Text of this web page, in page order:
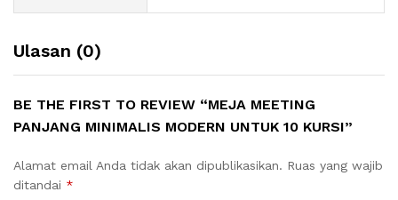
Ulasan (0)
BE THE FIRST TO REVIEW “MEJA MEETING
PANJANG MINIMALIS MODERN UNTUK 10 KURSI”
Alamat email Anda tidak akan dipublikasikan. Ruas yang wajib
ditandai *